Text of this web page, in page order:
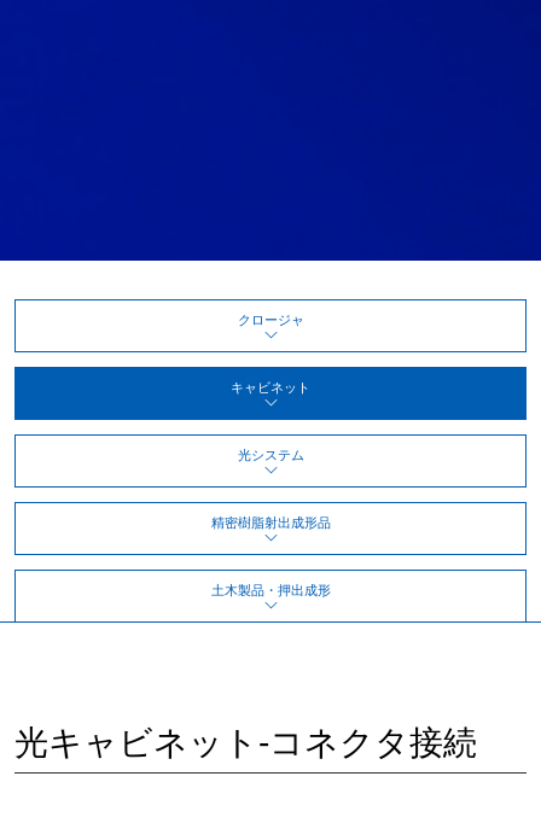
クロージャ
キャビネット
光システム
精密樹脂射出成形品
土木製品・押出成形
光キャビネット-コネクタ接続